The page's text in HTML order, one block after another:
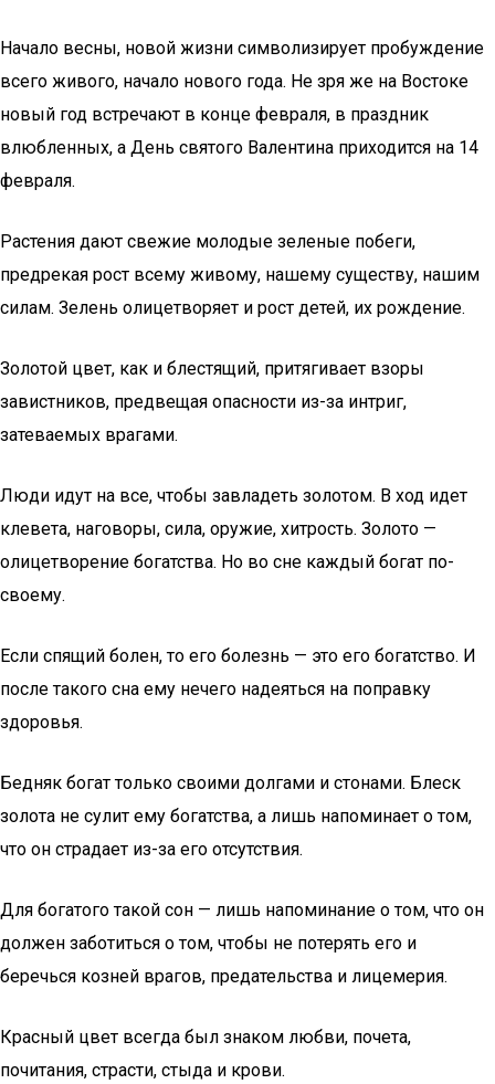
Начало весны, новой жизни символизирует пробуждение
всего живого, начало нового года. Не зря же на Востоке
новый год встречают в конце февраля, в праздник
влюбленных, а День святого Валентина приходится на 14
февраля.
Растения дают свежие молодые зеленые побеги,
предрекая рост всему живому, нашему существу, нашим
силам. Зелень олицетворяет и рост детей, их рождение.
Золотой цвет, как и блестящий, притягивает взоры
завистников, предвещая опасности из-за интриг,
затеваемых врагами.
Люди идут на все, чтобы завладеть золотом. В ход идет
клевета, наговоры, сила, оружие, хитрость. Золото —
олицетворение богатства. Но во сне каждый богат по-
своему.
Если спящий болен, то его болезнь — это его богатство. И
после такого сна ему нечего надеяться на поправку
здоровья.
Бедняк богат только своими долгами и стонами. Блеск
золота не сулит ему богатства, а лишь напоминает о том,
что он страдает из-за его отсутствия.
Для богатого такой сон — лишь напоминание о том, что он
должен заботиться о том, чтобы не потерять его и
беречься козней врагов, предательства и лицемерия.
Красный цвет всегда был знаком любви, почета,
почитания, страсти, стыда и крови.